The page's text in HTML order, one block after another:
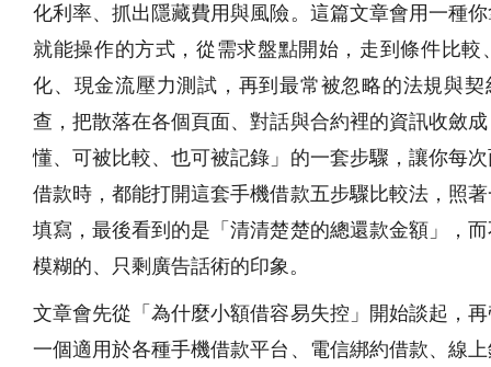
化利率、抓出隱藏費用與風險。這篇文章會用一種
就能操作的方式，從需求盤點開始，走到條件比較
化、現金流壓力測試，再到最常被忽略的法規與契
查，把散落在各個頁面、對話與合約裡的資訊收斂
懂、可被比較、也可被記錄」的一套步驟，讓你每
借款時，都能打開這套手機借款五步驟比較法，照
填寫，最後看到的是「清清楚楚的總還款金額」，
模糊的、只剩廣告話術的印象。
文章會先從「為什麼小額借容易失控」開始談起，
一個適用於各種手機借款平台、電信綁約借款、線